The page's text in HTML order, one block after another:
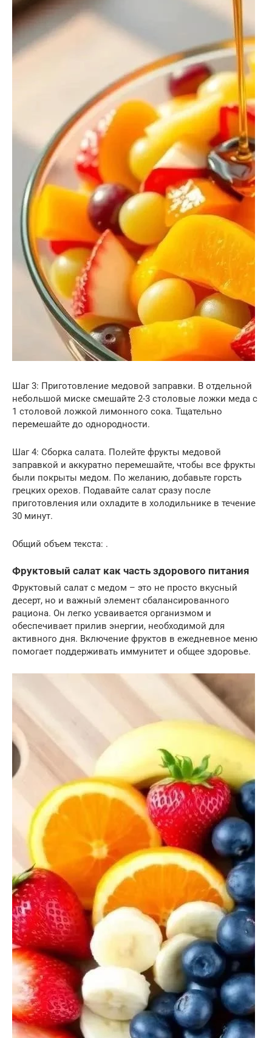
Шаг 3: Приготовление медовой заправки. В отдельной
небольшой миске смешайте 2-3 столовые ложки меда с
1 столовой ложкой лимонного сока. Тщательно
перемешайте до однородности.
Шаг 4: Сборка салата. Полейте фрукты медовой
заправкой и аккуратно перемешайте, чтобы все фрукты
были покрыты медом. По желанию, добавьте горсть
грецких орехов. Подавайте салат сразу после
приготовления или охладите в холодильнике в течение
30 минут.
Общий объем текста: .
Фруктовый салат как часть здорового питания
Фруктовый салат с медом – это не просто вкусный
десерт, но и важный элемент сбалансированного
рациона. Он легко усваивается организмом и
обеспечивает прилив энергии, необходимой для
активного дня. Включение фруктов в ежедневное меню
помогает поддерживать иммунитет и общее здоровье.